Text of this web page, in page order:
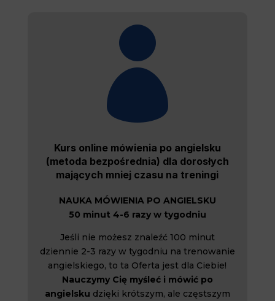

Kurs online mówienia po angielsku
(metoda bezpośrednia) dla dorosłych
mających mniej czasu na treningi
NAUKA MÓWIENIA PO ANGIELSKU
50 minut 4-6 razy w tygodniu
Jeśli nie możesz znaleźć 100 minut
dziennie 2-3 razy w tygodniu na trenowanie
angielskiego, to ta Oferta jest dla Ciebie!
Nauczymy Cię myśleć i mówić po
angielsku dzięki krótszym, ale częstszym